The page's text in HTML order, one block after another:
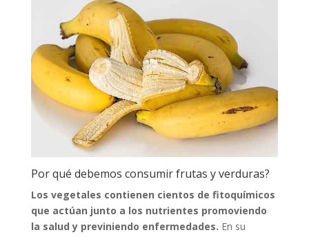
Por qué debemos consumir frutas y verduras?
Los vegetales contienen cientos de fitoquímicos
que actúan junto a los nutrientes promoviendo
la salud y previniendo enfermedades. En su